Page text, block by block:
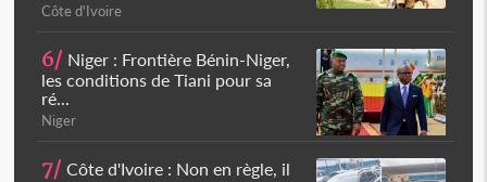
Côte d'Ivoire
6/ Niger : Frontière Bénin-Niger,
les conditions de Tiani pour sa
ré...
Niger
7/ Côte d'Ivoire : Non en règle, il